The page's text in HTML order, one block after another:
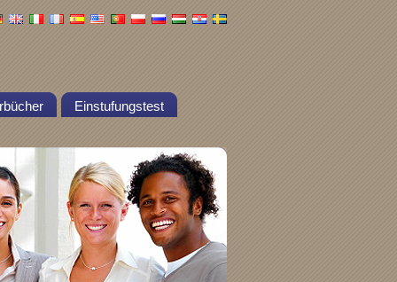
Einstufungstest